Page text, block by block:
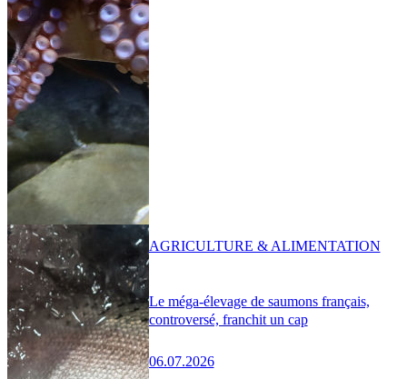
Le méga-élevage de saumons français,
controversé, franchit un cap
06.07.2026
AGRICULTURE & ALIMENTATION